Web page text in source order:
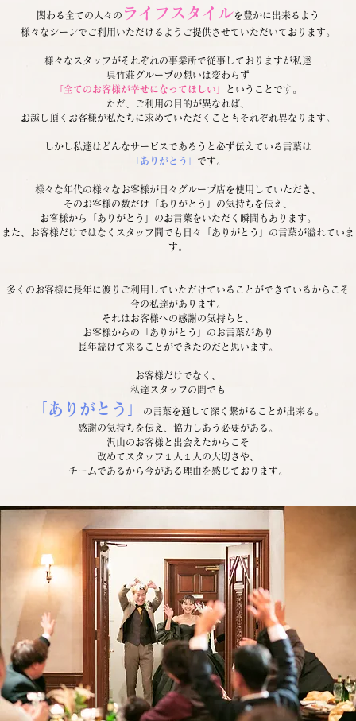
関わる全ての人々の ライフスタイルを豊かに出来るよう
様々なシーンでご利用いただけるようご提供させていただいております。
様々なスタッフがそれぞれの事業所で従事しておりますが私達
呉竹荘グループの想いは変わらず
「全てのお客様が幸せになってほしい」
ということです。
ただ、ご利用の目的が異なれば、
お越し頂くお客様が私たちに求めていただくこともそれぞれ異なります。
しかし私達はどんなサービスであろうと必ず伝えている言葉は
「ありがとう」 です。
様々な年代の様々なお客様が日々グループ店を使用していただき、
そのお客様の数だけ「ありがとう」の気持ちを伝え、
お客様から「ありがとう」のお言葉をいただく瞬間もあります。
また、お客様だけではなくスタッフ間でも日々「ありがとう」の言葉が溢れていま
す。
多くのお客様に長年に渡りご利用していただけていることができているからこそ
今の私達があります。
それはお客様への感謝の気持ちと、
お客様からの「ありがとう」のお言葉があり
長年続けて来ることができたのだと思います。
お客様だけでなく、
私達スタッフの 間でも
「ありがとう」
の言葉を通して深く繋がることが出来る。
感謝の気持ちを伝え、協力しあう必要がある。
沢山のお客様と出会えたからこそ
改めてスタッフ１人１人の大切さや、
チームであるから今がある理由を感じております。